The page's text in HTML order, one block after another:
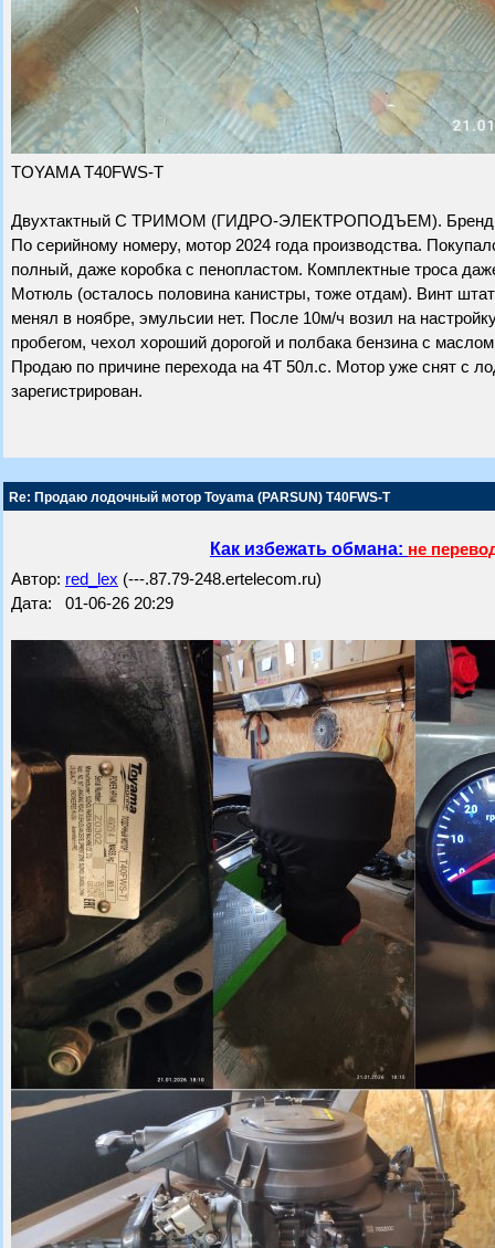
TOYAMA T40FWS-T
Двухтактный С ТРИМОМ (ГИДРО-ЭЛЕКТРОПОДЪЕМ). Бренд
По серийному номеру, мотор 2024 года производства.
полный, даже коробка с пенопластом. Комплектные троса
Мотюль (осталось половина канистры, тоже отдам). Винт
менял в ноябре, эмульсии нет. После 10м/ч возил на
пробегом, чехол хороший дорогой и полбака бензина с
Продаю по причине перехода на 4Т 50л.с. Мотор уже снят с
зарегистрирован.
Re: Продаю лодочный мотор Toyama (PARSUN) T40FWS-T
Как избежать обмана: не
Автор: red_lex (---.87.79-248.ertelecom.ru)
Дата: 01-06-26 20:29